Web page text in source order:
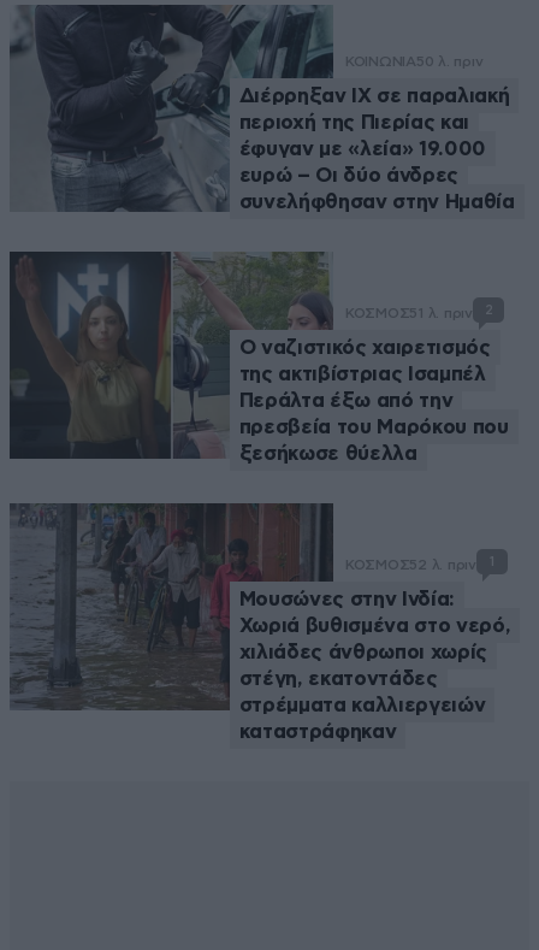
ΚΟΙΝΩΝΙΑ50 λ. πριν
Διέρρηξαν ΙΧ σε παραλιακή
περιοχή της Πιερίας και
έφυγαν με «λεία» 19.000
ευρώ – Οι δύο άνδρες
συνελήφθησαν στην Ημαθία
ΚΟΣΜΟΣ51 λ. πριν 2
Ο ναζιστικός χαιρετισμός
της ακτιβίστριας Ισαμπέλ
Περάλτα έξω από την
πρεσβεία του Μαρόκου που
ξεσήκωσε θύελλα
ΚΟΣΜΟΣ52 λ. πριν 1
Μουσώνες στην Ινδία:
Χωριά βυθισμένα στο νερό,
χιλιάδες άνθρωποι χωρίς
στέγη, εκατοντάδες
στρέμματα καλλιεργειών
καταστράφηκαν